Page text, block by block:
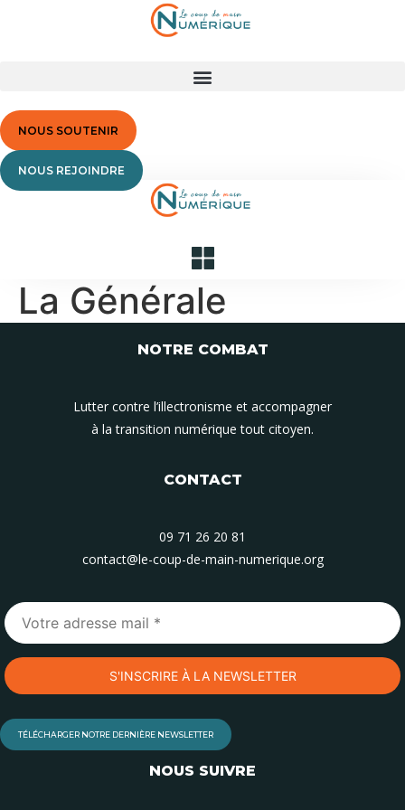
NOUS SOUTENIR
NOUS REJOINDRE
La Générale
NOTRE COMBAT
Lutter contre l’illectronisme et accompagner
à la transition numérique tout citoyen.
CONTACT
09 71 26 20 81
contact@le-coup-de-main-numerique.org
TÉLÉCHARGER NOTRE DERNIÈRE NEWSLETTER
NOUS SUIVRE